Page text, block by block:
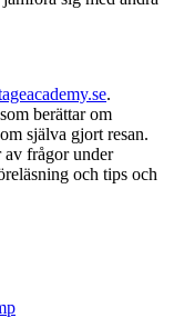
.
berättar om
själva gjort resan.
frågor under
och tips och